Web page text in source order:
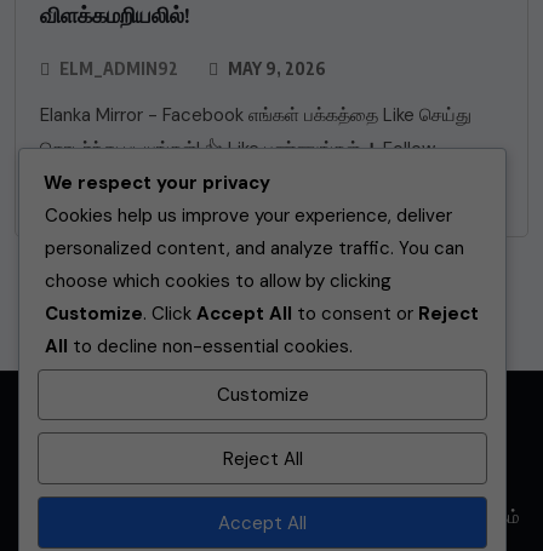
விளக்கமறியலில்!
ELM_ADMIN92 MAY 9, 2026
Elanka Mirror - Facebook எங்கள் பக்கத்தை Like செய்து
தொடர்ந்து படியுங்கள்! 👍 Like பண்ணுங்கள் ➕ Follow
பண்ணுங்கள் 30 இலட்சம் ரூபாய் இலஞ்சப்
முகப்பு உள்ளூர் உலகம்
விளையாட்டு
கல்வி
மேலும்
ஜோதிடம் ஆரோக்கியம் ஆன்மிகம்
We respect your privacy
Cookies help us improve your experience, deliver
personalized content, and analyze traffic. You can
choose which cookies to allow by clicking
Customize. Click Accept All to consent or Reject
All to decline non-essential cookies.
Customize
Reject All
Accept All